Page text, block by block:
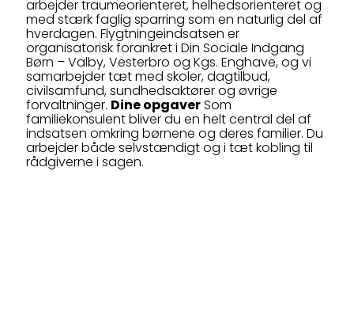
arbejder traumeorienteret, helhedsorienteret og
med stærk faglig sparring som en naturlig del af
hverdagen. Flygtningeindsatsen er
organisatorisk forankret i Din Sociale Indgang
Børn – Valby, Vesterbro og Kgs. Enghave, og vi
samarbejder tæt med skoler, dagtilbud,
civilsamfund, sundhedsaktører og øvrige
forvaltninger. Dine opgaverSom
familiekonsulent bliver du en helt central del af
indsatsen omkring børnene og deres familier. Du
arbejder både selvstændigt og i tæt kobling til
rådgiverne i sagen.